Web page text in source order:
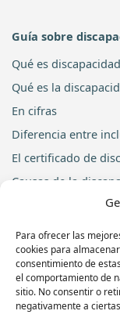
Para ofrecer las
cookies para
consentimiento de
el comportamiento de
sitio. No consentir o
negativamente a
Guía sobre
Qué es
Qué es la
En cifras
Diferencia entre
El certificado de
Causas de la
Ver todos los
Te ayudamos
Centro de Día
Centro Ocupacional
Servicio de